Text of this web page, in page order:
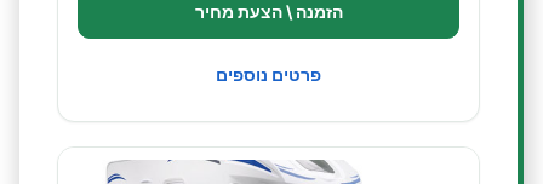
הזמנה \ הצעת מחיר
פרטים נוספים